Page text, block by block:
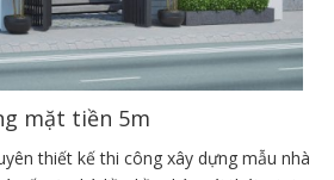
mặt tiền 5m
thiết kế thi công xây dựng mẫu nhà